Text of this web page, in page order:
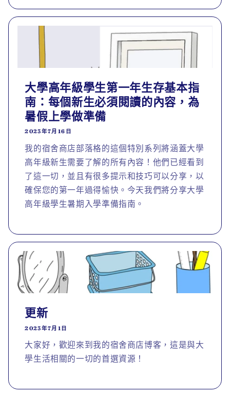
大學高年級學生第一年生存基本指
南：每個新生必須閱讀的內容，為
暑假上學做準備
2023年7月16日
我的宿舍商店部落格的這個特別系列將涵蓋大學
高年級新生需要了解的所有內容！他們已經看到
了這一切，並且有很多提示和技巧可以分享，以
確保您的第一年過得愉快。今天我們將分享大學
高年級學生暑期入學準備指南。
更新
2023年7月1日
大家好，歡迎來到我的宿舍商店博客，這是與大
學生活相關的一切的首選資源！